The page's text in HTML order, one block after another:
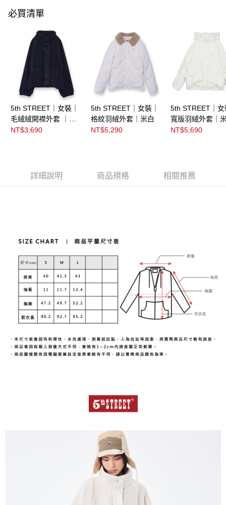
５．嚴禁一人註冊多個帳號或使用他人資訊註冊。若發現惡意使用之情形，
免運費
必買清單
5th STREET｜女裝｜
毛絨絨開襟外套 ｜黑
色
NT$3,690
5th STREET｜女裝｜
格紋羽絨外套｜米白
NT$5,290
5th STREET｜女
寬版羽絨外套｜
NT$5,690
詳細說明 商品規格 相關推薦